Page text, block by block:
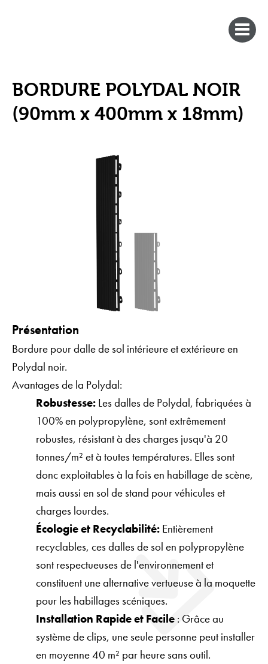
BORDURE POLYDAL NOIR
(90mm x 400mm x 18mm)
Présentation
Bordure pour dalle de sol intérieure et extérieure en
Polydal noir.
Avantages de la Polydal:
Robustesse: Les dalles de Polydal, fabriquées à
100% en polypropylène, sont extrêmement
robustes, résistant à des charges jusqu'à 20
tonnes/m² et à toutes températures. Elles sont
donc exploitables à la fois en habillage de scène,
mais aussi en sol de stand pour véhicules et
charges lourdes.
Écologie et Recyclabilité: Entièrement
recyclables, ces dalles de sol en polypropylène
sont respectueuses de l'environnement et
constituent une alternative vertueuse à la moquette
pour les habillages scéniques.
Installation Rapide et Facile : Grâce au
système de clips, une seule personne peut installer
en moyenne 40 m² par heure sans outil.